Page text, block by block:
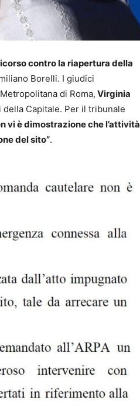
contro la riapertura della
Borelli. I giudici
di Roma, Virginia
Capitale. Per il tribunale
vi è dimostrazione che l’attività
del sito”.